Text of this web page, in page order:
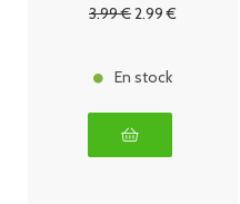
3.99€2.99 €
En stock